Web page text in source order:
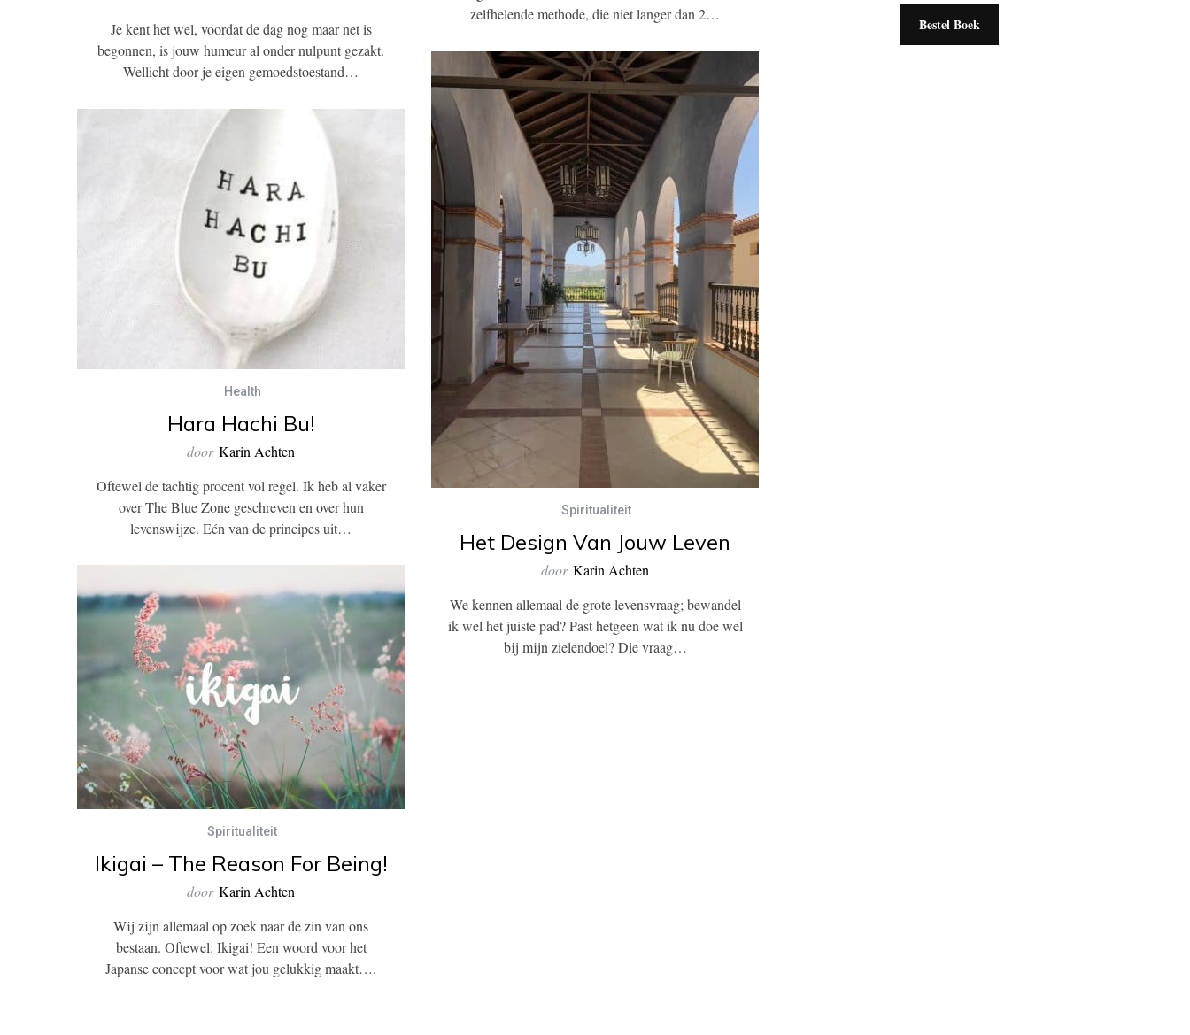
zelfhelende methode, die niet langer dan 2…
Je kent het wel, voordat de dag nog maar net is
begonnen, is jouw humeur al onder nulpunt gezakt.
Wellicht door je eigen gemoedstoestand…
Spiritualiteit
Het Design Van Jouw Leven
door Karin Achten
We kennen allemaal de grote levensvraag; bewandel
ik wel het juiste pad? Past hetgeen wat ik nu doe wel
bij mijn zielendoel? Die vraag…
Health
Hara Hachi Bu!
door Karin Achten
Oftewel de tachtig procent vol regel. Ik heb al vaker
over The Blue Zone geschreven en over hun
levenswijze. Eén van de principes uit…
Spiritualiteit
Ikigai – The Reason For Being!
door Karin Achten
Wij zijn allemaal op zoek naar de zin van ons
bestaan. Oftewel: Ikigai! Een woord voor het
Japanse concept voor wat jou gelukkig maakt….
Bestel Boek